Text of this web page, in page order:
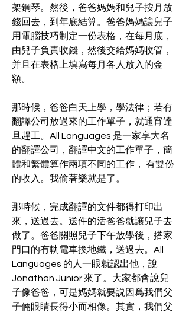
架鋼琴。然後，爸爸媽媽和兒子按月放
錢回去，到年底結算。爸爸媽媽讓兒子
用電腦技巧制定一份表格，在每月底，
由兒子負責收錢，然後交給媽媽收管，
并且在表格上填寫每月各人放入的金
額。
那時候，爸爸白天上學，學法律；若有
翻譯公司放過來的工作單子，就通宵達
旦趕工。All Languages 是一家享大名
的翻譯公司，翻譯中文的工作單子，簡
體和繁體算作兩項不同的工作， 有雙份
的收入。我偷著樂就是了。
那時候，完成翻譯的文件都得打印出
來，送過去。送件的活爸爸就讓兒子去
做了。爸爸關照兒子下午放學後，搭家
門口的有軌電車換地鐵，送過去。All
Languages 的人一眼就認出他，說
Jonathan Junior 來了。大家都會說兒
子像爸爸，可是媽媽就要説因爲我們父
子倆眼睛長得小而相像。其實，我們父